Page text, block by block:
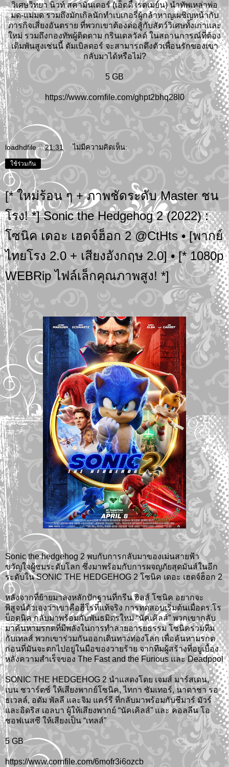
วิเศษวิทยา นิวท์ สคามันเดอร์ (เอ็ดดี้ เรดเมย์น) นำทัพเหล่าพ่อ
มด-แม่มด รวมถึงมักเกิลนักทำเบเกอรี่ผู้กล้าหาญเผชิญหน้ากับ
ภารกิจเสี่ยงอันตราย ที่พวกเขาต้องต่อสู้กับสัตว์วิเศษทั้งเก่าและ
ใหม่ รวมถึงกองทัพผู้ติดตาม กรินเดลวัลด์ ในสถานการณ์ที่ต้อง
เดิมพันสูงเช่นนี้ ดัมเบิลดอร์ จะสามารถดึงตัวเพื่อนรักของเขา
กลับมาได้หรือไม่?
5 GB
https://www.cornfile.com/ghpt2bhq28l0
loadhdfile ที่21:31 ไม่มีความคิดเห็น:
ใช้ร่วมกัน
[* ใหม่ร้อน ๆ + ภาพชัดระดับ Master ชน
โรง! *] Sonic the Hedgehog 2 (2022) :
โซนิค เดอะ เฮดจ์ฮ็อก 2 @CtHts • [พากย์
ไทยโรง 2.0 + เสียงอังกฤษ 2.0] • [* 1080p
WEBRip ไฟล์เล็กคุณภาพสูง! *]
Sonic the hedgehog 2 พบกับการกลับมาของเม่นสายฟ้า
ขวัญใจผู้ชมระดับโลก ซึ่งมาพร้อมกับการผจญภัยสุดมันส์ในอีก
ระดับใน SONIC THE HEDGEHOG 2 โซนิค เดอะ เฮดจ์ฮ็อก 2
หลังจากที่ย้ายมาลงหลักปักฐานที่กรีน ฮิลส์ โซนิค อยากจะ
พิสูจน์ตัวเองว่าเขาคือฮีโร่ที่แท้จริง การทดสอบเริ่มต้นเมื่อดร.โร
บ็อตนิค กลับมาพร้อมกับพันธมิตรใหม่ “นัคเคิลส์” พวกเขากลับ
มาค้นหามรกตที่มีพลังในการทำลายอารยธรรม โซนิคร่วมทีม
กับเทลส์ พวกเขาร่วมกันออกเดินทางท่องโลก เพื่อค้นหามรกต
ก่อนที่มันจะตกไปอยู่ในมือของวายร้าย จากทีมผู้สร้างที่อยู่เบื้อง
หลังความสำเร็จของ The Fast and the Furious และ Deadpool
SONIC THE HEDGEHOG 2 นำแสดงโดย เจมส์ มาร์สเดน,
เบน ชวาร์ตซ์ ให้เสียงพากย์โซนิค, ไทกา ซัมเทอร์, นาตาชา รอ
ธเวลล์, อดัม พัลลี และจิม แคร์รี ที่กลับมาพร้อมกับชีมาร์ มัวร์
และอิดริส เอลบา ผู้ให้เสียงพากย์ “นัคเคิลส์” และ คอลลีน โอ
ชอฟเนสซี ให้เสียงเป็น “เทลส์”
5 GB
https://www.cornfile.com/6mofr3i6ozcb